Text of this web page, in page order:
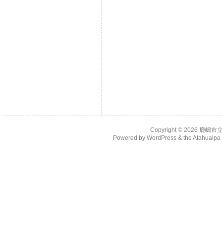
Copyright © 2026 鹿嶋市
Powered by WordPress& the Atahualpa